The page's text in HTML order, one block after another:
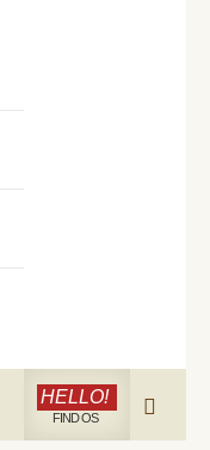
HELLO!
FIND OS